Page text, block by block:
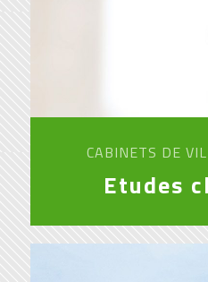
CABINETS DE
Etudes